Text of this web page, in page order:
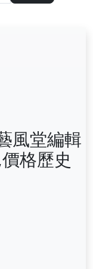
風堂編輯
格歷史